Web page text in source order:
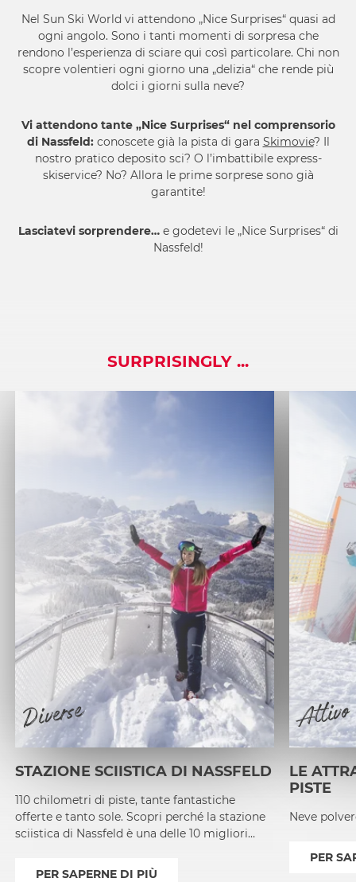
8
9
8
10
Nel Sun Ski World vi attendono „Nice Surprises“ quasi ad
ogni angolo. Sono i tanti momenti di sorpresa che
rendono l’esperienza di sciare qui così particolare. Chi non
scopre volentieri ogni giorno una „delizia“ che rende più
dolci i giorni sulla neve?
Vi attendono tante „Nice Surprises“ nel comprensorio
di Nassfeld: conoscete già la pista di gara Skimovie? Il
nostro pratico deposito sci? O l’imbattibile express-
skiservice? No? Allora le prime sorprese sono già
garantite!
Lasciatevi sorprendere… e godetevi le „Nice Surprises“ di
Nassfeld!
SURPRISINGLY ...
Diverse
STAZIONE SCIISTICA DI NASSFELD
110 chilometri di piste, tante fantastiche
offerte e tanto sole. Scopri perché la stazione
sciistica di Nassfeld è una delle 10 migliori
PER SAPERNE DI PIÙ
Attivo
LE
PISTE
Neve
PER